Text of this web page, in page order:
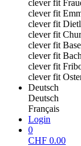
clever fit
clever fit
clever fit
clever fit Chur
clever fit
clever fit
clever fit
clever fit
Deutsch
Deutsch
Français
Login
0
CHF 0.00